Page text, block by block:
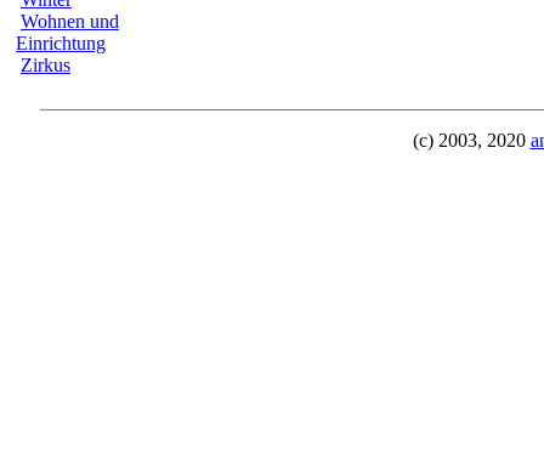
Wohnen und
Einrichtung
Zirkus
(c) 2003, 2020